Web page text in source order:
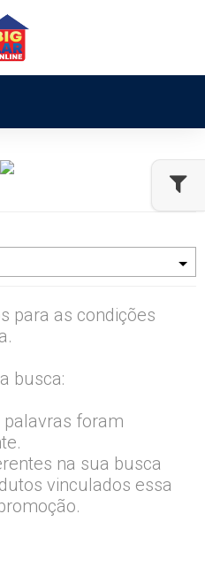
para as condições
busca:
foram
na sua busca
vinculados essa